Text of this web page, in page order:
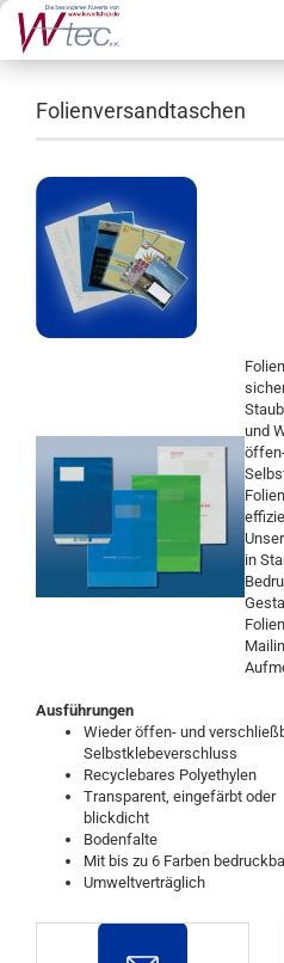
Folienversandtaschen
und
in
Ausführungen
Wieder öffen- und
Selbstklebeverschluss
Recyclebares Polyethylen
Transparent, eingefärbt oder
blickdicht
Bodenfalte
Mit bis zu 6 Farben
Umweltverträglich